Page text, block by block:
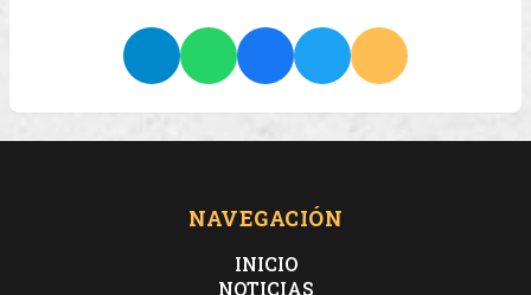
NAVEGACIÓN
INICIO
NOTICIAS